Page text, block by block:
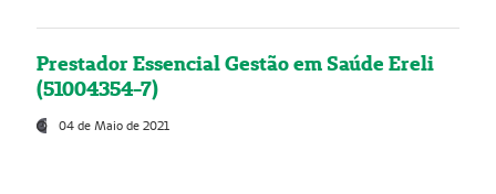
Prestador Essencial Gestão em Saúde Ereli
(51004354-7)
04 de Maio de 2021